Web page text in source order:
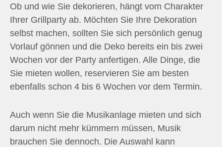
Ob und wie Sie dekorieren, hängt vom Charakter
Ihrer Grillparty ab. Möchten Sie Ihre Dekoration
selbst machen, sollten Sie sich persönlich genug
Vorlauf gönnen und die Deko bereits ein bis zwei
Wochen vor der Party anfertigen. Alle Dinge, die
Sie mieten wollen, reservieren Sie am besten
ebenfalls schon 4 bis 6 Wochen vor dem Termin.
Auch wenn Sie die Musikanlage mieten und sich
darum nicht mehr kümmern müssen, Musik
brauchen Sie dennoch. Die Auswahl kann